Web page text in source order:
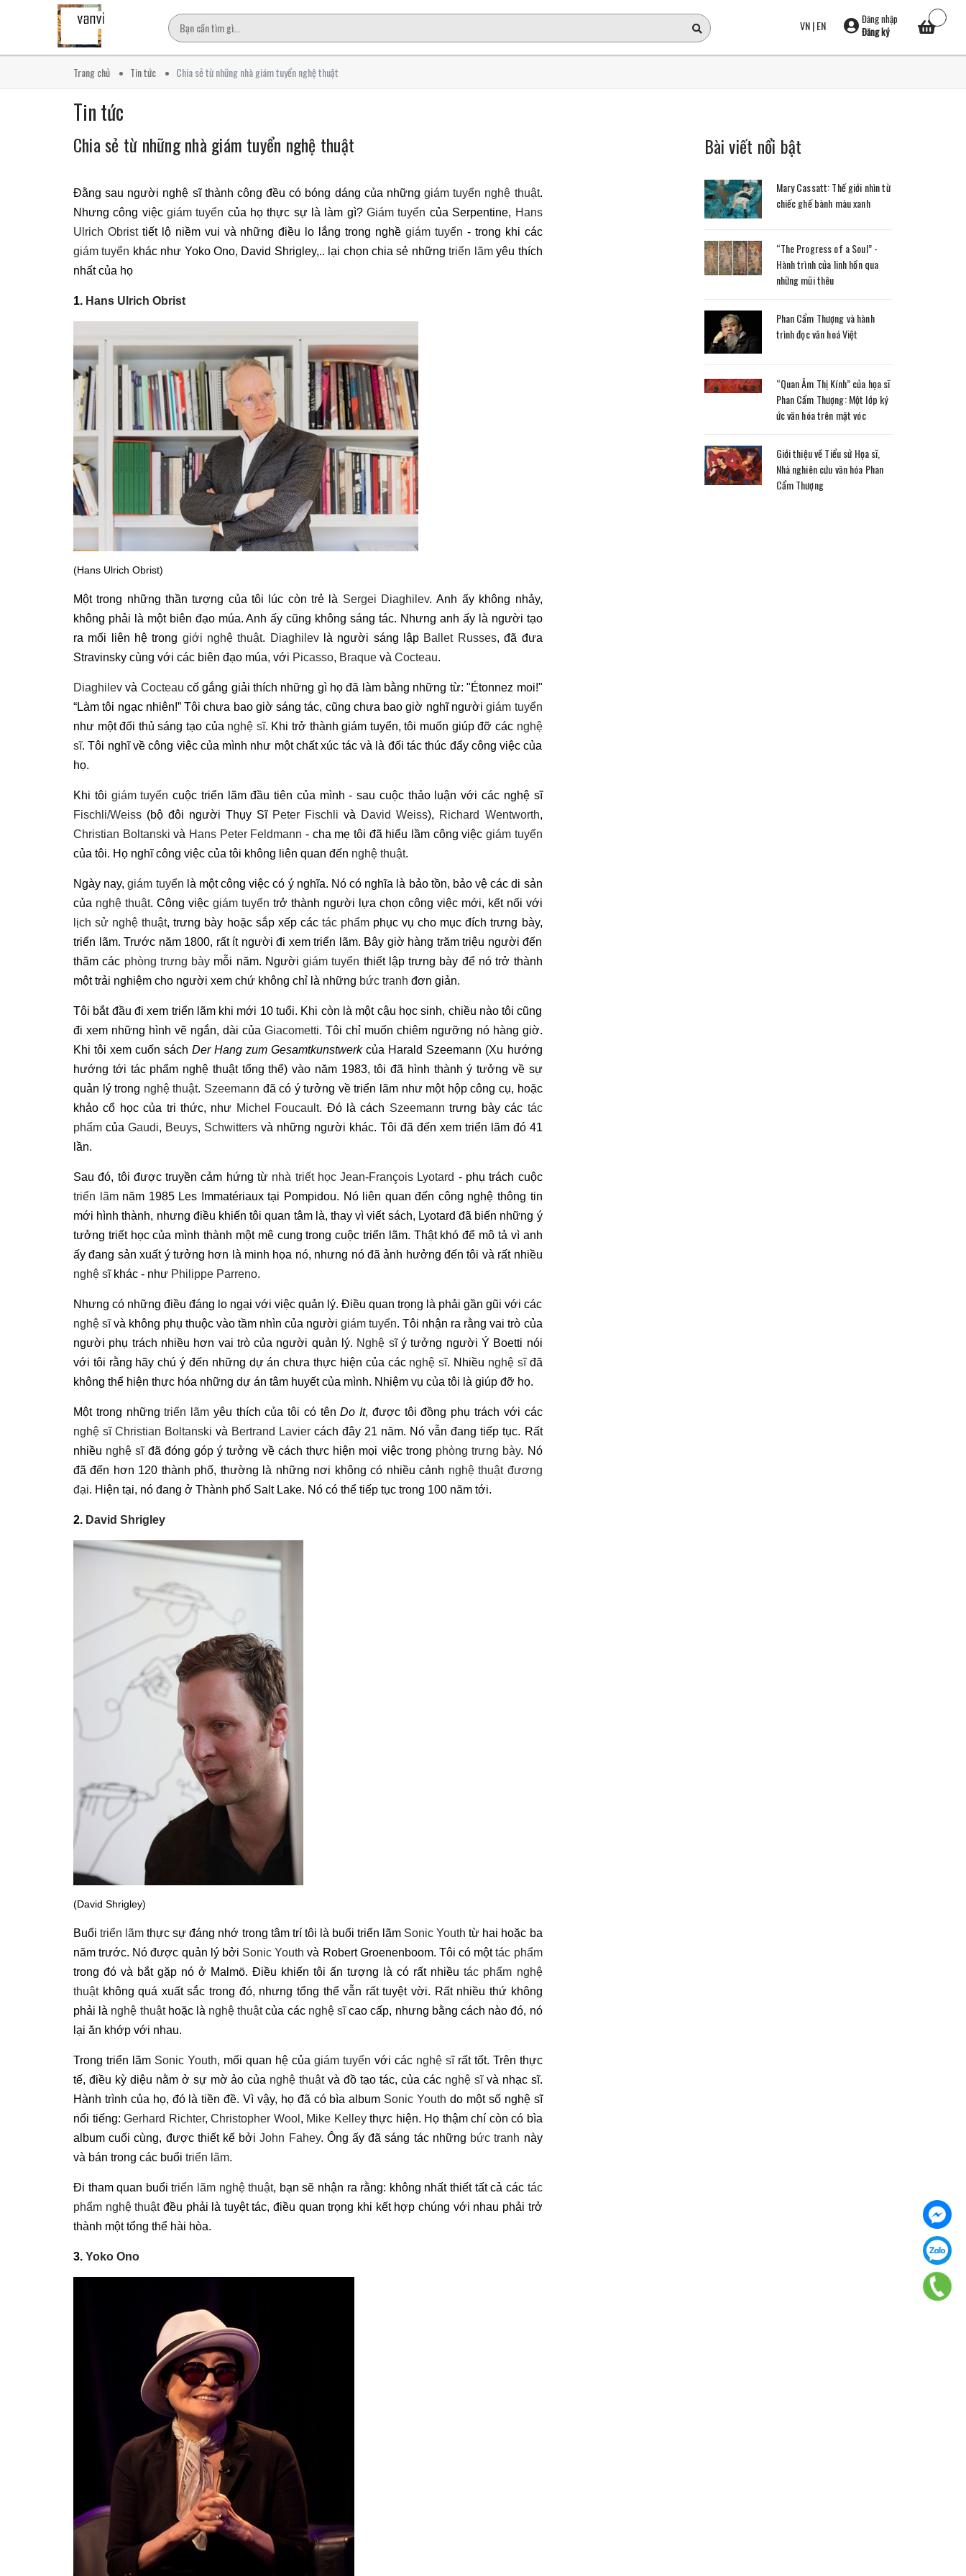
VN|EN
Đăng nhập
Đăng ký
Trang chủ Tin tức Chia sẻ từ những nhà giám tuyển nghệ thuật
Tin tức
Chia sẻ từ những nhà giám tuyển nghệ thuật
Đằng sau người nghệ sĩ thành công đều có bóng dáng của nhữnggiám tuyển nghệ thuật.
Nhưng công việcgiám tuyển của họ thực sự là làm gì?Giám tuyển của Serpentine, Hans
Ulrich Obristtiết lộ niềm vui và những điều lo lắng trong nghề giám tuyển - trong khi các
giám tuyển khác như Yoko Ono, David Shrigley,.. lại chọn chia sẻ nhữngtriển lãmyêu thích
nhất của họ
1. Hans Ulrich Obrist
(Hans Ulrich Obrist)
Một trong những thần tượng của tôi lúc còn trẻ là Sergei Diaghilev. Anh ấy không nhảy,
không phải là một biên đạo múa. Anh ấy cũng không sáng tác. Nhưng anh ấy là người tạo
ra mối liên hệ trong giới nghệ thuật. Diaghilevlà người sáng lập Ballet Russes, đã đưa
Stravinsky cùng với các biên đạo múa, với Picasso, Braque và Cocteau.
Diaghilev và Cocteau cố gắng giải thích những gì họ đã làm bằng những từ: "Étonnez moi!"
“Làm tôi ngạc nhiên!” Tôi chưa bao giờ sáng tác, cũng chưa bao giờ nghĩ ngườigiám tuyển
như một đối thủ sáng tạo của nghệ sĩ. Khi trở thành giám tuyển, tôi muốn giúp đỡ các nghệ
sĩ. Tôi nghĩ về công việc của mình như một chất xúc tác và là đối tác thúc đẩy công việc của
họ.
Khi tôi giám tuyển cuộc triển lãm đầu tiên của mình - sau cuộc thảo luận với các nghệ sĩ
Fischli/Weiss (bộ đôi người Thụy Sĩ Peter Fischli và David Weiss), Richard Wentworth,
Christian Boltanski và Hans Peter Feldmann - cha mẹ tôi đã hiểu lầm công việc giám tuyển
của tôi. Họ nghĩ công việc của tôi không liên quan đến nghệ thuật.
Ngày nay,giám tuyển là một công việc có ý nghĩa. Nó có nghĩa là bảo tồn, bảo vệ các di sản
của nghệ thuật. Công việc giám tuyển trở thành người lựa chọn công việc mới, kết nối với
lịch sử nghệ thuật, trưng bày hoặc sắp xếp các tác phẩmphục vụ cho mục đích trưng bày,
triển lãm. Trước năm 1800, rất ít người đi xem triển lãm. Bây giờ hàng trăm triệu người đến
thăm các phòng trưng bày mỗi năm. Ngườigiám tuyển thiết lập trưng bày để nó trở thành
một trải nghiệm cho người xem chứ không chỉ là những bức tranh đơn giản.
Tôi bắt đầu đi xem triển lãm khi mới 10 tuổi. Khi còn là một cậu học sinh, chiều nào tôi cũng
đi xem những hình vẽ ngắn, dài của Giacometti. Tôi chỉ muốn chiêm ngưỡng nó hàng giờ.
Khi tôi xem cuốn sáchDer Hang zum Gesamtkunstwerkcủa Harald Szeemann (Xu hướng
hướng tới tác phẩm nghệ thuật tổng thể) vào năm 1983, tôi đã hình thành ý tưởng về sự
quản lý trong nghệ thuật. Szeemann đã có ý tưởng về triển lãm như một hộp công cụ, hoặc
khảo cổ học của tri thức, như Michel Foucault. Đó là cách Szeemann trưng bày các tác
phẩm của Gaudi, Beuys, Schwittersvà những người khác. Tôi đã đến xem triển lãm đó 41
lần.
Sau đó, tôi được truyền cảm hứng từ nhà triết học Jean-François Lyotard - phụ trách cuộc
triển lãmnăm 1985 Les Immatériaux tại Pompidou. Nó liên quan đến công nghệ thông tin
mới hình thành, nhưng điều khiến tôi quan tâm là, thay vì viết sách, Lyotard đã biến những ý
tưởng triết học của mình thành một mê cung trong cuộc triển lãm. Thật khó để mô tả vì anh
ấy đang sản xuất ý tưởng hơn là minh họa nó, nhưng nó đã ảnh hưởng đến tôi và rất nhiều
nghệ sĩkhác - như Philippe Parreno.
Nhưng có những điều đáng lo ngại với việc quản lý. Điều quan trọng là phải gần gũi với các
nghệ sĩvà không phụ thuộc vào tầm nhìn của ngườigiám tuyển. Tôi nhận ra rằng vai trò của
người phụ trách nhiều hơn vai trò của người quản lý. Nghệ sĩý tưởng người Ý Boetti nói
với tôi rằng hãy chú ý đến những dự án chưa thực hiện của các nghệ sĩ. Nhiều nghệ sĩđã
không thể hiện thực hóa những dự án tâm huyết của mình. Nhiệm vụ của tôi là giúp đỡ họ.
Một trong nhữngtriển lãm yêu thích của tôi có tênDo It, được tôi đồng phụ trách với các
nghệ sĩ Christian Boltanski và Bertrand Lavier cách đây 21 năm. Nó vẫn đang tiếp tục. Rất
nhiều nghệ sĩđã đóng góp ý tưởng về cách thực hiện mọi việc trong phòng trưng bày. Nó
đã đến hơn 120 thành phố, thường là những nơi không có nhiều cảnh nghệ thuật đương
đại. Hiện tại, nó đang ở Thành phố Salt Lake. Nó có thể tiếp tục trong 100 năm tới.
2. David Shrigley
(David Shrigley)
Buổitriển lãm thực sự đáng nhớ trong tâm trí tôi là buổi triển lãm Sonic Youth từ hai hoặc ba
năm trước. Nó được quản lý bởi Sonic Youth và Robert Groenenboom. Tôi có mộttác phẩm
trong đó và bắt gặp nó ở Malmö. Điều khiến tôi ấn tượng là có rất nhiềutác phẩm nghệ
thuậtkhông quá xuất sắc trong đó, nhưng tổng thể vẫn rất tuyệt vời. Rất nhiều thứ không
phải là nghệ thuậthoặc là nghệ thuậtcủa các nghệ sĩcao cấp, nhưng bằng cách nào đó, nó
lại ăn khớp với nhau.
Trong triển lãm Sonic Youth, mối quan hệ của giám tuyển với các nghệ sĩrất tốt. Trên thực
tế, điều kỳ diệu nằm ở sự mờ ảo của nghệ thuậtvà đồ tạo tác, của các nghệ sĩvà nhạc sĩ.
Hành trình của họ, đó là tiền đề. Vì vậy, họ đã có bìa album Sonic Youth do một số nghệ sĩ
nổi tiếng: Gerhard Richter, Christopher Wool , Mike Kelleythực hiện. Họ thậm chí còn có bìa
album cuối cùng, được thiết kế bởiJohn Fahey. Ông ấy đã sáng tác những bức tranh này
và bán trong các buổi triển lãm.
Đi tham quan buổi triển lãm nghệ thuật, bạn sẽ nhận ra rằng: không nhất thiết tất cả các tác
phẩm nghệ thuậtđều phải là tuyệt tác, điều quan trọng khi kết hợp chúng với nhau phải trở
thành một tổng thể hài hòa.
3. Yoko Ono
Bài viết nổi bật
Mary Cassatt: Thế giới nhìn từ
chiếc ghế bành màu xanh
“The Progress of a Soul” -
Hành trình của linh hồn qua
những mũi thêu
Phan Cẩm Thượng và hành
trình đọc văn hoá Việt
“Quan Âm Thị Kính” của họa sĩ
Phan Cẩm Thượng: Một lớp ký
ức văn hóa trên mặt vóc
Giới thiệu về Tiểu sử Họa sĩ,
Nhà nghiên cứu văn hóa Phan
Cẩm Thượng